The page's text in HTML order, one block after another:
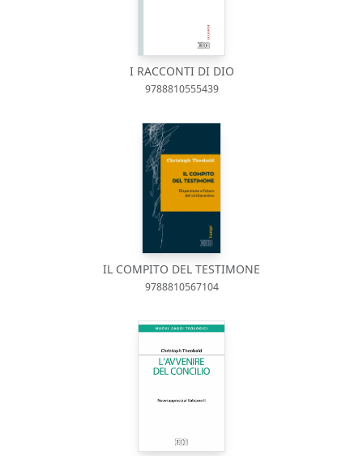
I RACCONTI DI DIO
9788810555439
IL COMPITO DEL TESTIMONE
9788810567104